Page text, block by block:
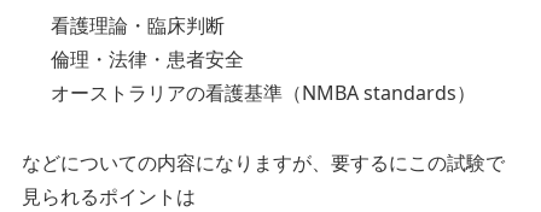
看護理論・臨床判断
倫理・法律・患者安全
オーストラリアの看護基準（NMBA standards）
などについての内容になりますが、要するにこの試験で
見られるポイントは